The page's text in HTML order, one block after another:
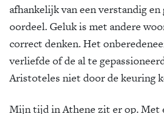
afhankelijk van een verstandig en
oordeel. Geluk is met andere
correct denken. Het
verliefde of de al te
Aristoteles niet door de keuring
Mijn tijd in Athene zit er op. Met